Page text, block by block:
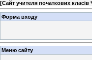
[Сайт учителя початкових
Форма входу
Меню сайту